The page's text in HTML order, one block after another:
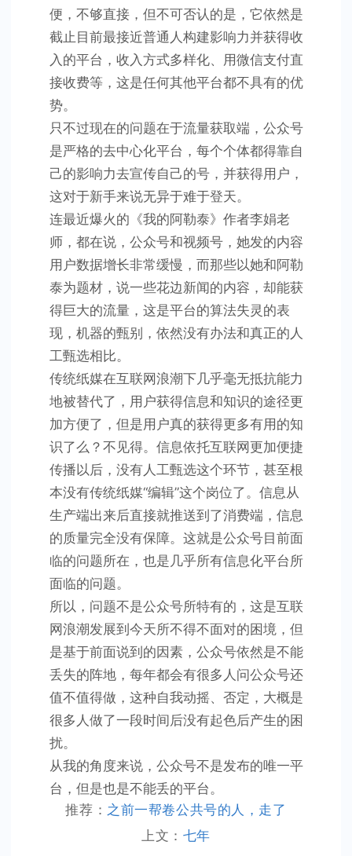
便，不够直接，但不可否认的是，它依然是
截止目前最接近普通人构建影响力并获得收
入的平台，收入方式多样化、用微信支付直
接收费等，这是任何其他平台都不具有的优
势。
只不过现在的问题在于流量获取端，公众号
是严格的去中心化平台，每个个体都得靠自
己的影响力去宣传自己的号，并获得用户，
这对于新手来说无异于难于登天。
连最近爆火的《我的阿勒泰》作者李娟老
师，都在说，公众号和视频号，她发的内容
用户数据增长非常缓慢，而那些以她和阿勒
泰为题材，说一些花边新闻的内容，却能获
得巨大的流量，这是平台的算法失灵的表
现，机器的甄别，依然没有办法和真正的人
工甄选相比。
传统纸媒在互联网浪潮下几乎毫无抵抗能力
地被替代了，用户获得信息和知识的途径更
加方便了，但是用户真的获得更多有用的知
识了么？不见得。信息依托互联网更加便捷
传播以后，没有人工甄选这个环节，甚至根
本没有传统纸媒“编辑”这个岗位了。信息从
生产端出来后直接就推送到了消费端，信息
的质量完全没有保障。这就是公众号目前面
临的问题所在，也是几乎所有信息化平台所
面临的问题。
所以，问题不是公众号所特有的，这是互联
网浪潮发展到今天所不得不面对的困境，但
是基于前面说到的因素，公众号依然是不能
丢失的阵地，每年都会有很多人问公众号还
值不值得做，这种自我动摇、否定，大概是
很多人做了一段时间后没有起色后产生的困
扰。
从我的角度来说，公众号不是发布的唯一平
台，但是也是不能丢的平台。
推荐： 之前一帮卷公共号的人，走了
上文： 七年